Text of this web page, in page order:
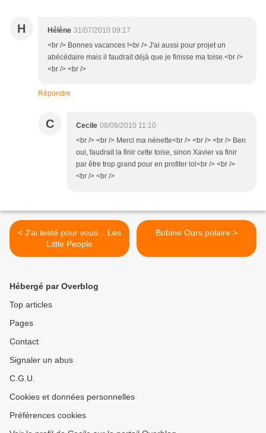
H Hélène 31/07/2010 09:17
<br /> Bonnes vacances !<br /> J'ai aussi pour projet un
abécédaire mais il faudrait déjà que je finisse ma toise.<br />
<br /> <br />
Répondre
C Cecile 08/08/2010 11:10
<br /> <br /> Merci ma nénette<br /> <br /> <br /> Ben
oui, faudrait la finir cette toise, sinon Xavier va finir
par être trop grand pour en profiter lol<br /> <br />
<br /> <br />
< J'ai testé pour vous... Les
Little People
Bobine Ours polaire >
Hébergé par Overblog
Top articles
Pages
Contact
Signaler un abus
C.G.U.
Cookies et données personnelles
Préférences cookies